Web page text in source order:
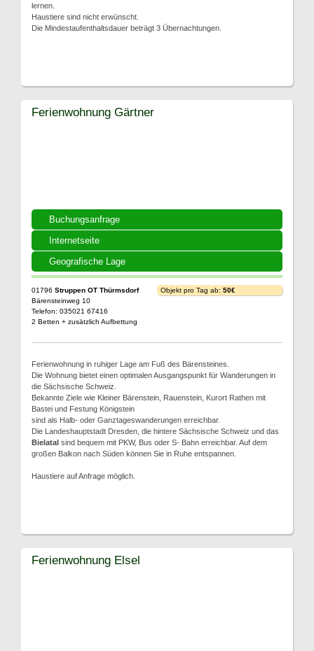
lernen.
Haustiere sind nicht erwünscht.
Die Mindestaufenthaltsdauer beträgt 3 Übernachtungen.
Buchungsanfrage
Internetseite
Geografische Lage
Ferienwohnung Gärtner
01796 Struppen OT Thürmsdorf
Bärensteinweg 10
Telefon: 035021 67416
2 Betten + zusätzlich Aufbettung
Objekt pro Tag ab: 50€
Ferienwohnung in ruhiger Lage am Fuß des Bärensteines.
Die Wohnung bietet einen optimalen Ausgangspunkt für Wanderungen in
die Sächsische Schweiz.
Bekannte Ziele wie Kleiner Bärenstein, Rauenstein, Kurort Rathen mit
Bastei und Festung Königstein
sind als Halb- oder Ganztageswanderungen erreichbar.
Die Landeshauptstadt Dresden, die hintere Sächsische Schweiz und das
Bielatal sind bequem mit PKW, Bus oder S- Bahn erreichbar. Auf dem
großen Balkon nach Süden können Sie in Ruhe entspannen.
Haustiere auf Anfrage möglich.
Ferienwohnung Elsel